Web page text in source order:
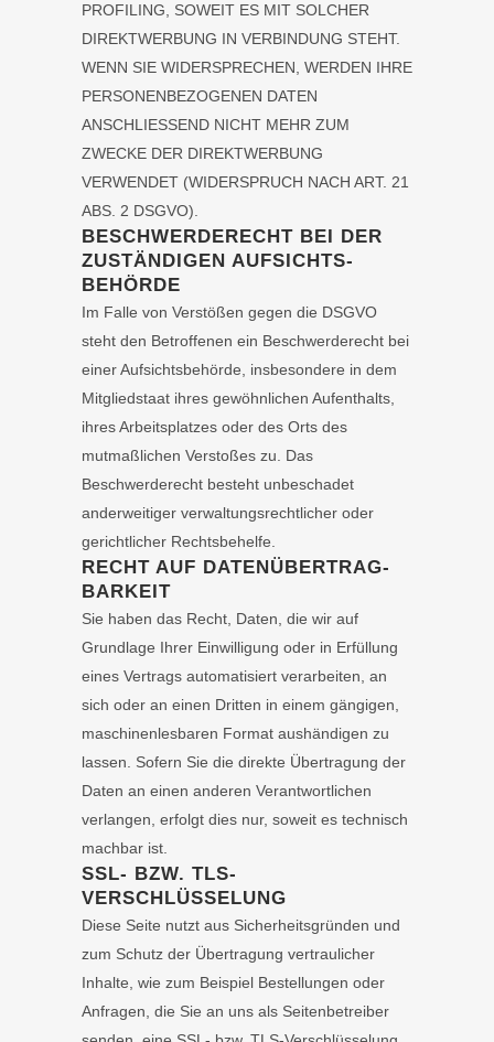
PROFILING, SOWEIT ES MIT SOLCHER
DIREKTWERBUNG IN VERBINDUNG STEHT.
WENN SIE WIDERSPRECHEN, WERDEN IHRE
PERSONENBEZOGENEN DATEN
ANSCHLIESSEND NICHT MEHR ZUM
ZWECKE DER DIREKTWERBUNG
VERWENDET (WIDERSPRUCH NACH ART. 21
ABS. 2 DSGVO).
BESCHWERDE­RECHT BEI DER
ZUSTÄNDIGEN AUFSICHTS­
BEHÖRDE
Im Falle von Verstößen gegen die DSGVO
steht den Betroffenen ein Beschwerderecht bei
einer Aufsichtsbehörde, insbesondere in dem
Mitgliedstaat ihres gewöhnlichen Aufenthalts,
ihres Arbeitsplatzes oder des Orts des
mutmaßlichen Verstoßes zu. Das
Beschwerderecht besteht unbeschadet
anderweitiger verwaltungsrechtlicher oder
gerichtlicher Rechtsbehelfe.
RECHT AUF DATEN­ÜBERTRAG­
BARKEIT
Sie haben das Recht, Daten, die wir auf
Grundlage Ihrer Einwilligung oder in Erfüllung
eines Vertrags automatisiert verarbeiten, an
sich oder an einen Dritten in einem gängigen,
maschinenlesbaren Format aushändigen zu
lassen. Sofern Sie die direkte Übertragung der
Daten an einen anderen Verantwortlichen
verlangen, erfolgt dies nur, soweit es technisch
machbar ist.
SSL- BZW. TLS-
VERSCHLÜSSELUNG
Diese Seite nutzt aus Sicherheitsgründen und
zum Schutz der Übertragung vertraulicher
Inhalte, wie zum Beispiel Bestellungen oder
Anfragen, die Sie an uns als Seitenbetreiber